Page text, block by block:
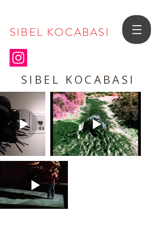
SIBEL KOCABASI
SIBEL KOCABASI